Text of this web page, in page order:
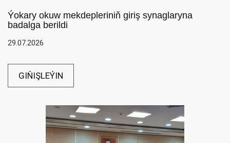
Ýokary okuw mekdepleriniň giriş synaglaryna
badalga berildi
29.07.2026
GIŇIŞLEÝIN